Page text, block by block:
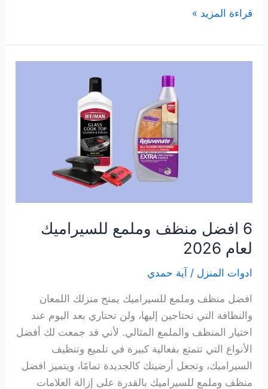
10
صابون
لليدين
قراءة المزيد »
6 افضل منظف وملمع للسيراميك
لعام 2026
ادوات المنزل / آية حمدي
افضل منظف وملمع للسيراميك يمنح منزلك اللمعان
والنظافة التي تحتاجين إليها، ولن تحتاري بعد اليوم عند
اختيار المنظف والملمع المثالي. لأني قد جمعت لك أفضل
الأنواع التي تتمتع بفعالية كبيرة في تلميع وتنظيف
السيراميك، وتجعل أرضيتك كالجديدة تمامًا، ويتميز افضل
منظف وملمع للسيراميك بالقدرة على إزالة العلامات